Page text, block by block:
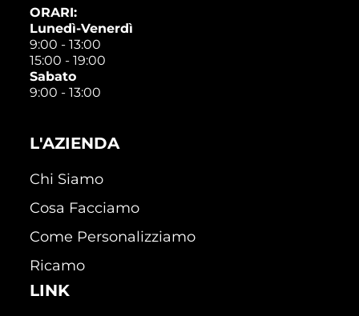
ORARI:
Lunedì-Venerdì
9:00 - 13:00
15:00 - 19:00
Sabato
9:00 - 13:00
L'AZIENDA
Chi Siamo
Cosa Facciamo
Come Personalizziamo
Ricamo
LINK